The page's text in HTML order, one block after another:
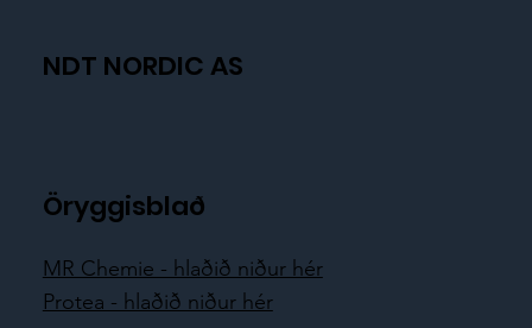
NDT NORDIC AS
Öryggisblað
MR Chemie - hlaðið niður hér
Protea - hlaðið niður hér